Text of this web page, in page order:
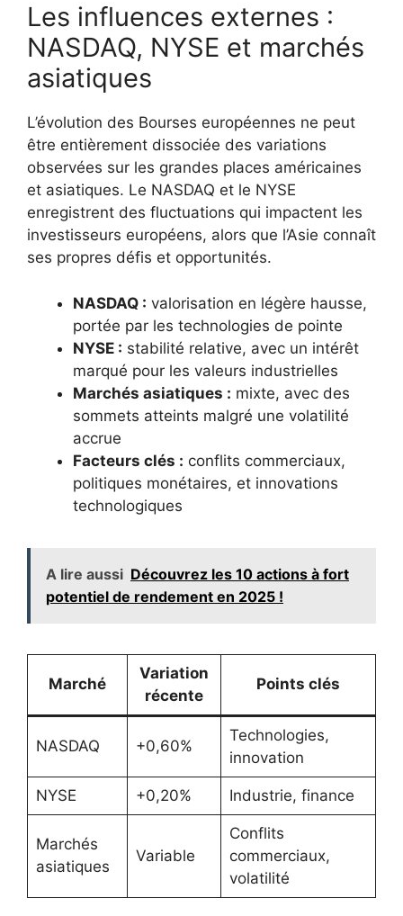
Les influences externes :
NASDAQ, NYSE et marchés
asiatiques
L’évolution des Bourses européennes ne peut
être entièrement dissociée des variations
observées sur les grandes places américaines
et asiatiques. Le NASDAQ et le NYSE
enregistrent des fluctuations qui impactent les
investisseurs européens, alors que l’Asie connaît
ses propres défis et opportunités.
NASDAQ : valorisation en légère hausse,
portée par les technologies de pointe
NYSE : stabilité relative, avec un intérêt
marqué pour les valeurs industrielles
Marchés asiatiques : mixte, avec des
sommets atteints malgré une volatilité
accrue
Facteurs clés : conflits commerciaux,
politiques monétaires, et innovations
technologiques
A lire aussi Découvrez les 10 actions à fort
potentiel de rendement en 2025 !
Marché
Variation
récente
Points clés
NASDAQ +0,60%
Technologies,
innovation
NYSE +0,20% Industrie, finance
Marchés
asiatiques
Variable
Conflits
commerciaux,
volatilité